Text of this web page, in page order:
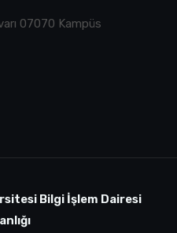
07070 Kampüs
Bilgi İşlem Dairesi